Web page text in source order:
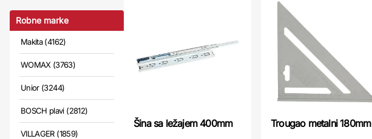
Robne marke
Makita (4162)
WOMAX (3763)
Unior (3244)
BOSCH plavi (2812)
VILLAGER (1859)
Šina sa ležajem 400mm Trougao metalni 180mm